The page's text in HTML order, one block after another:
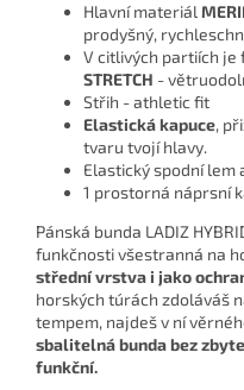
Hlavní materiál
prodyšný,
V citlivých partiích
STRETCH -
Střih - athletic fit
Elastická kapuce,
tvaru tvojí hlavy.
Elastický spodní lem
1 prostorná náprsní
Pánská bunda LADIZ
funkčnosti všestranná na
střední vrstva i jako
horských túrách zdoláváš
tempem, najdeš v ní
sbalitelná bunda bez
funkční.